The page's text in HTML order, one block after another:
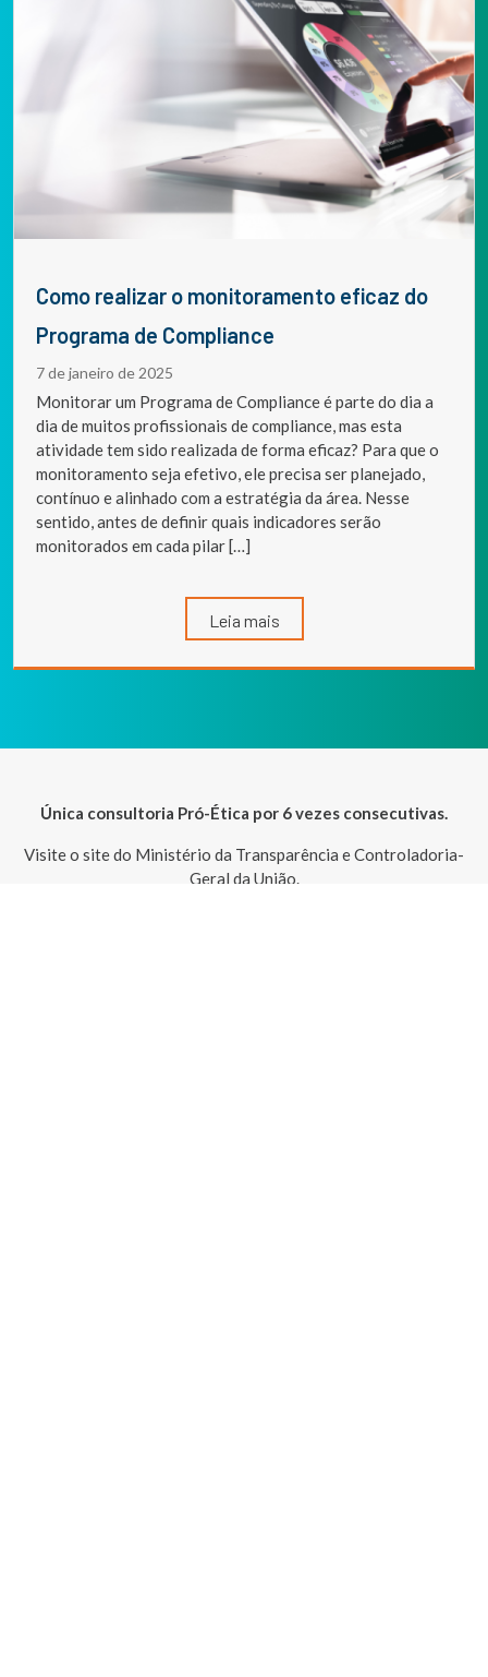
Como realizar o monitoramento eficaz do
Programa de Compliance
7 de janeiro de 2025
Monitorar um Programa de Compliance é parte do dia a
dia de muitos profissionais de compliance, mas esta
atividade tem sido realizada de forma eficaz? Para que o
monitoramento seja efetivo, ele precisa ser planejado,
contínuo e alinhado com a estratégia da área. Nesse
sentido, antes de definir quais indicadores serão
monitorados em cada pilar […]
Leia mais
Única consultoria Pró-Ética por 6 vezes consecutivas.
Visite o site do Ministério da Transparência e Controladoria-
Geral da União.